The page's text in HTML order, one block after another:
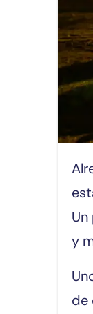
Alrededor de 10 hombres armados asaltaron el depósito de aduanas del
y
de